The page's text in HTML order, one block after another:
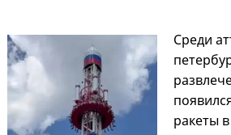
Среди
ракеты